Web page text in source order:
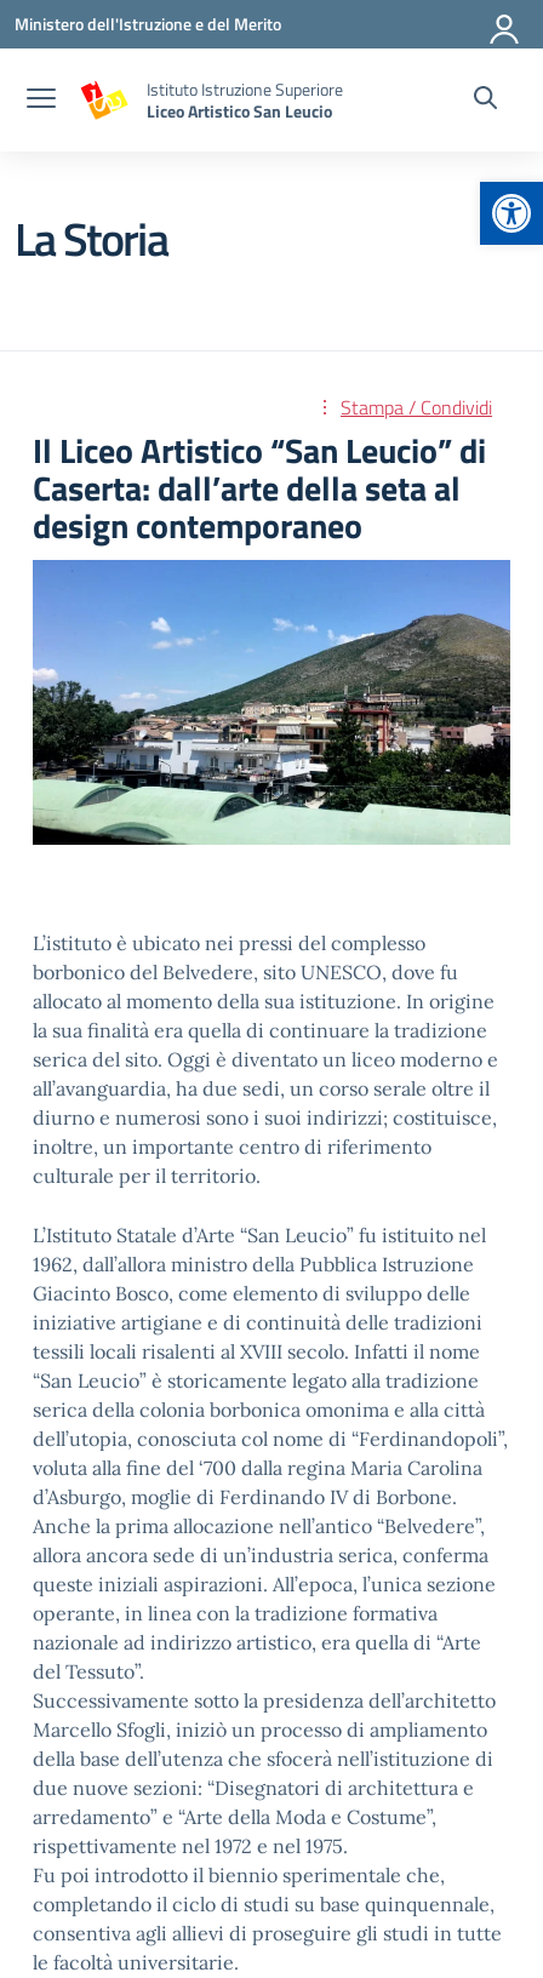
Vai ai contenuti
Vai al menu di navigazione
Vai al footer
Ministero dell'Istruzione e del Merito
Istituto Istruzione Superiore
Liceo Artistico San Leucio
La Storia
Stampa / Condividi
Il Liceo Artistico “San Leucio” di
Caserta: dall’arte della seta al
design contemporaneo
L’istituto è ubicato nei pressi del complesso
borbonico del Belvedere, sito UNESCO, dove fu
allocato al momento della sua istituzione. In origine
la sua finalità era quella di continuare la tradizione
serica del sito. Oggi è diventato un liceo moderno e
all’avanguardia, ha due sedi, un corso serale oltre il
diurno e numerosi sono i suoi indirizzi; costituisce,
inoltre, un importante centro di riferimento
culturale per il territorio.
L’Istituto Statale d’Arte “San Leucio” fu istituito nel
1962, dall’allora ministro della Pubblica Istruzione
Giacinto Bosco, come elemento di sviluppo delle
iniziative artigiane e di continuità delle tradizioni
tessili locali risalenti al XVIII secolo. Infatti il nome
“San Leucio” è storicamente legato alla tradizione
serica della colonia borbonica omonima e alla città
dell’utopia, conosciuta col nome di “Ferdinandopoli”,
voluta alla fine del ‘700 dalla regina Maria Carolina
d’Asburgo, moglie di Ferdinando IV di Borbone.
Anche la prima allocazione nell’antico “Belvedere”,
allora ancora sede di un’industria serica, conferma
queste iniziali aspirazioni. All’epoca, l’unica sezione
operante, in linea con la tradizione formativa
nazionale ad indirizzo artistico, era quella di “Arte
del Tessuto”.
Successivamente sotto la presidenza dell’architetto
Marcello Sfogli, iniziò un processo di ampliamento
della base dell’utenza che sfocerà nell’istituzione di
due nuove sezioni: “Disegnatori di architettura e
arredamento” e “Arte della Moda e Costume”,
rispettivamente nel 1972 e nel 1975.
Fu poi introdotto il biennio sperimentale che,
completando il ciclo di studi su base quinquennale,
consentiva agli allievi di proseguire gli studi in tutte
le facoltà universitarie.